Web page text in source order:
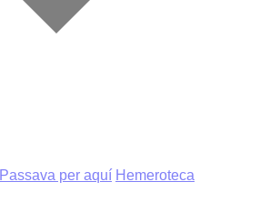
Passava per aquí Hemeroteca